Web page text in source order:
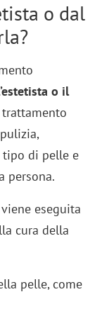
o dal
o il
tipo di pelle e
persona.
eseguita
cura della
pelle, come